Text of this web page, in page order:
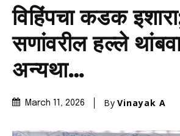
विहिंपचा कडक
सणांवरील हल्ले
अन्यथा…
March 11, 2026 By Vinayak A